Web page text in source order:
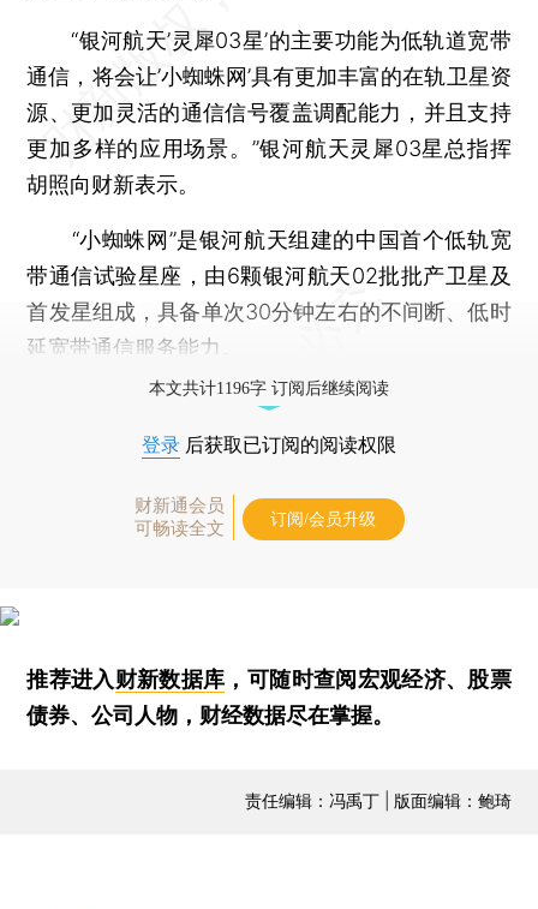
“银河航天’灵犀03星’的主要功能为低轨道宽带
通信，将会让’小蜘蛛网’具有更加丰富的在轨卫星资
源、更加灵活的通信信号覆盖调配能力，并且支持
更加多样的应用场景。”银河航天灵犀03星总指挥
胡照向财新表示。
“小蜘蛛网”是银河航天组建的中国首个低轨宽
带通信试验星座，由6颗银河航天02批批产卫星及
首发星组成，具备单次30分钟左右的不间断、低时
延宽带通信服务能力。
本文共计1196字 订阅后继续阅读
登录 后获取已订阅的阅读权限
财新通会员
可畅读全文
订阅/会员升级
推荐进入财新数据库 ，可随时查阅宏观经济、股票
债券、公司人物，财经数据尽在掌握。
责任编辑：冯禹丁 | 版面编辑：鲍琦